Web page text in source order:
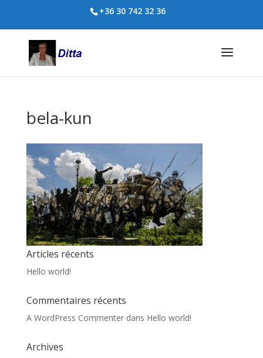
+36 30 742 32 36
bela-kun
Articles récents
Hello world!
Commentaires récents
A WordPress Commenterdans Hello world!
Archives